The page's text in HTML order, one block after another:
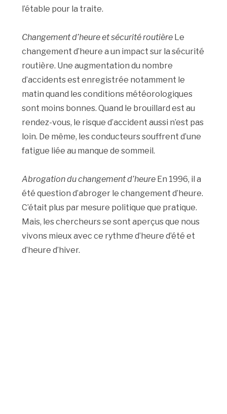
l’étable pour la traite.
Changement d’heure et sécurité routière Le
changement d’heure a un impact sur la sécurité
routière. Une augmentation du nombre
d’accidents est enregistrée notamment le
matin quand les conditions météorologiques
sont moins bonnes. Quand le brouillard est au
rendez-vous, le risque d’accident aussi n’est pas
loin. De même, les conducteurs souffrent d’une
fatigue liée au manque de sommeil.
Abrogation du changement d’heure En 1996, il a
été question d’abroger le changement d’heure.
C’était plus par mesure politique que pratique.
Mais, les chercheurs se sont aperçus que nous
vivons mieux avec ce rythme d’heure d’été et
d’heure d’hiver.